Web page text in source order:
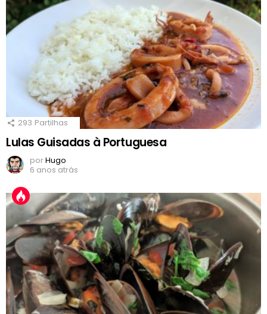
293 Partilhas
Lulas Guisadas à Portuguesa
porHugo
6 anos atrás